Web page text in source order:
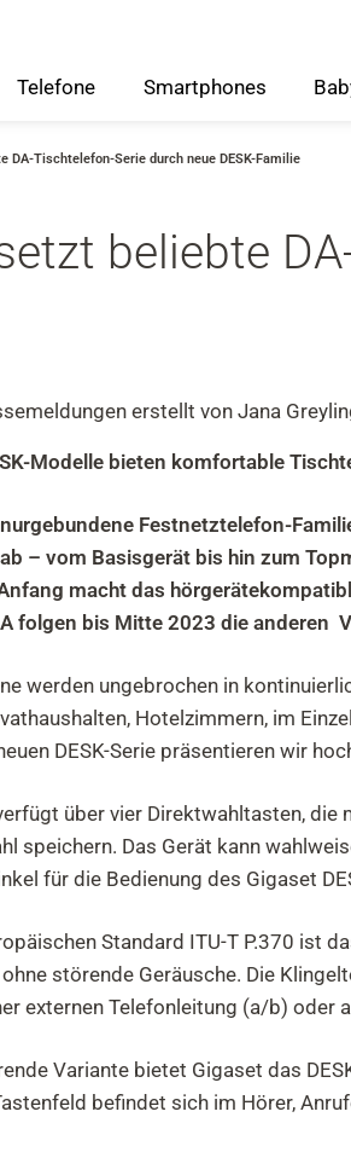
Telefone Smartphones
DA-Tischtelefon-Serie durch neue DESK-Familie
beliebte
erstellt von Jana
Modelle bieten komfortable
Festnetztelefon-
– vom Basisgerät bis hin zum
macht das
folgen bis Mitte 2023 die
werden ungebrochen in
Hotelzimmern, im
DESK-Serie präsentieren wir
über vier Direktwahltasten,
speichern. Das Gerät kann
für die Bedienung des Gigaset
Standard ITU-T P.370 ist
störende Geräusche. Die
externen Telefonleitung (a/b) oder
Variante bietet Gigaset das
befindet sich im Hörer,